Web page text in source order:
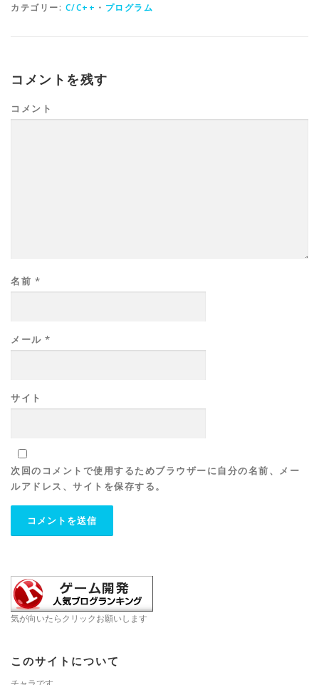
カテゴリー: C/C++ ・ プログラム
コメントを残す
コメント
名前 *
メール *
サイト
次回のコメントで使用するためブラウザーに自分の名前、メー
ルアドレス、サイトを保存する。
気が向いたらクリックお願いします
このサイトについて